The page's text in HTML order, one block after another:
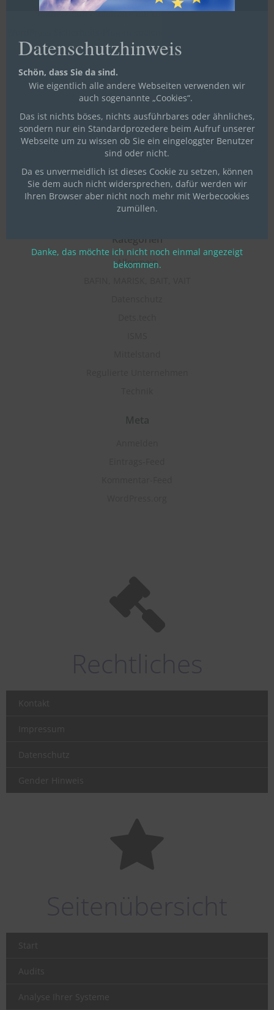
Botnetz durch Malware mit rund 70.000 Routern
Bafin warnt vor Risiken durch externe Dienstleister
Kernel-Sicherheitslücke erlaubt Rechteausweitung in Linux
Neueste Kommentare
Archiv
Januar 2024
Juli 2023
Mai 2021
April 2021
Kategorien
Allgemein
Kontakt
Impressum
Datenschutz
Gender Hinweis
Start
Audits
Analyse Ihrer Systeme
Datenschutzhinweis
Schön, dass Sie da sind.
Wie eigentlich alle andere Webseiten verwenden wir
auch sogenannte „Cookies“.
Das ist nichts böses, nichts ausführbares oder ähnliches,
sondern nur ein Standardprozedere beim Aufruf unserer
Webseite um zu wissen ob Sie ein eingeloggter Benutzer
sind oder nicht.
Da es unvermeidlich ist dieses Cookie zu setzen, können
Sie dem auch nicht widersprechen, dafür werden wir
Ihren Browser aber nicht noch mehr mit Werbecookies
zumüllen.
Danke, das möchte ich nicht noch einmal angezeigt
bekommen.